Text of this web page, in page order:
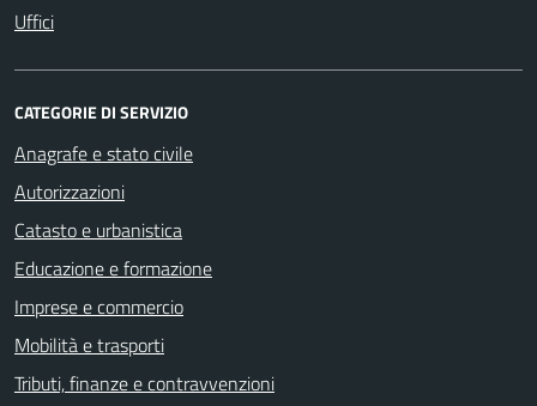
Uffici
CATEGORIE DI SERVIZIO
Anagrafe e stato civile
Autorizzazioni
Catasto e urbanistica
Educazione e formazione
Imprese e commercio
Mobilità e trasporti
Tributi, finanze e contravvenzioni